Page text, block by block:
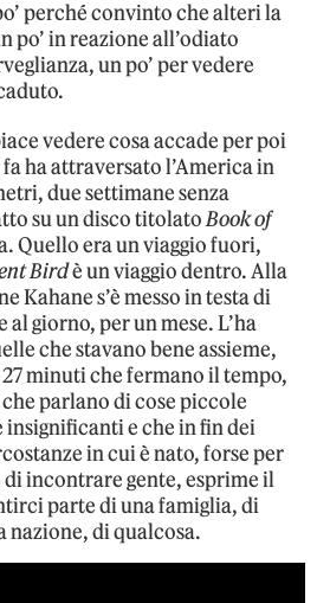
perché convinto che alteri la
po’ in reazione all’odiato
un po’ per vedere
vedere cosa accade per poi
ha attraversato l’America in
due settimane senza
su un disco titolatoBook of
Quello era un viaggio fuori,
Birdè un viaggio dentro. Alla
Kahane s’è messo in testa di
giorno, per un mese. L’ha
che stavano bene assieme,
27 minuti che fermano il tempo,
parlano di cose piccole
insignificanti e che in fin dei
in cui è nato, forse per
incontrare gente, esprime il
parte di una famiglia, di
nazione, di qualcosa.